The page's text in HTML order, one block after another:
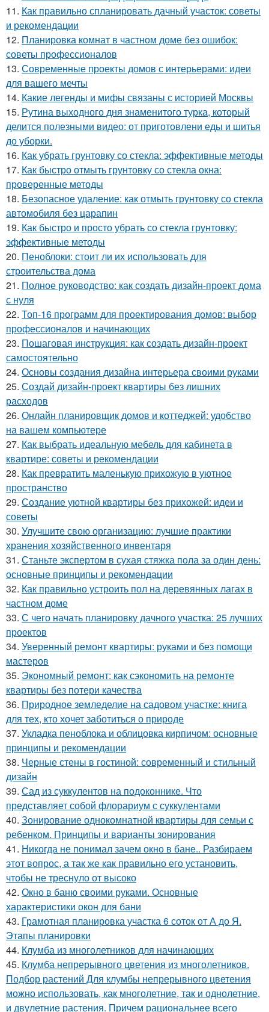
11. Как правильно спланировать дачный участок: советы
и рекомендации
12. Планировка комнат в частном доме без ошибок:
советы профессионалов
13. Современные проекты домов с интерьерами: идеи
для вашего мечты
14. Какие легенды и мифы связаны с историей Москвы
15. Рутина выходного дня знаменитого турка, который
делится полезными видео: от приготовлени еды и шитья
до уборки.
16. Как убрать грунтовку со стекла: эффективные методы
17. Как быстро отмыть грунтовку со стекла окна:
проверенные методы
18. Безопасное удаление: как отмыть грунтовку со стекла
автомобиля без царапин
19. Как быстро и просто убрать со стекла грунтовку:
эффективные методы
20. Пеноблоки: стоит ли их использовать для
строительства дома
21. Полное руководство: как создать дизайн-проект дома
с нуля
22. Топ-16 программ для проектирования домов: выбор
профессионалов и начинающих
23. Пошаговая инструкция: как создать дизайн-проект
самостоятельно
24. Основы создания дизайна интерьера своими руками
25. Создай дизайн-проект квартиры без лишних
расходов
26. Онлайн планировщик домов и коттеджей: удобство
на вашем компьютере
27. Как выбрать идеальную мебель для кабинета в
квартире: советы и рекомендации
28. Как превратить маленькую прихожую в уютное
пространство
29. Создание уютной квартиры без прихожей: идеи и
советы
30. Улучшите свою организацию: лучшие практики
хранения хозяйственного инвентаря
31. Станьте экспертом в сухая стяжка пола за один день:
основные принципы и рекомендации
32. Как правильно устроить пол на деревянных лагах в
частном доме
33. С чего начать планировку дачного участка: 25 лучших
проектов
34. Уверенный ремонт квартиры: руками и без помощи
мастеров
35. Экономный ремонт: как сэкономить на ремонте
квартиры без потери качества
36. Природное земледелие на садовом участке: книга
для тех, кто хочет заботиться о природе
37. Укладка пеноблока и облицовка кирпичом: основные
принципы и рекомендации
38. Черные стены в гостиной: современный и стильный
дизайн
39. Сад из суккулентов на подоконнике. Что
представляет собой флорариум с суккулентами
40. Зонирование однокомнатной квартиры для семьи с
ребенком. Принципы и варианты зонирования
41. Никогда не понимал зачем окно в бане.. Разбираем
этот вопрос, а так же как правильно его установить,
чтобы не треснуло от высоко
42. Окно в баню своими руками. Основные
характеристики окон для бани
43. Грамотная планировка участка 6 соток от А до Я.
Этапы планировки
44. Клумба из многолетников для начинающих
45. Клумба непрерывного цветения из многолетников.
Подбор растений Для клумбы непрерывного цветения
можно использовать, как многолетние, так и однолетние,
и двулетние растения. Причем рациональнее всего